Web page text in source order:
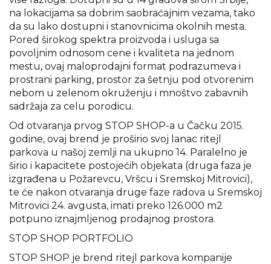
na lokacijama sa dobrim saobraćajnim vezama, tako
da su lako dostupni i stanovnicima okolnih mesta.
Pored širokog spektra proizvoda i usluga sa
povoljnim odnosom cene i kvaliteta na jednom
mestu, ovaj maloprodajni format podrazumeva i
prostrani parking, prostor za šetnju pod otvorenim
nebom u zelenom okruženju i mnoštvo zabavnih
sadržaja za celu porodicu.
Od otvaranja prvog STOP SHOP-a u Čačku 2015.
godine, ovaj brend je proširio svoj lanac ritejl
parkova u našoj zemlji na ukupno 14. Paralelno je
širio i kapacitete postojećih objekata (druga faza je
izgrađena u Požarevcu, Vršcu i Sremskoj Mitrovici),
te će nakon otvaranja druge faze radova u Sremskoj
Mitrovici 24. avgusta, imati preko 126.000 m2
potpuno iznajmljenog prodajnog prostora.
STOP SHOP PORTFOLIO
STOP SHOP je brend ritejl parkova kompanije